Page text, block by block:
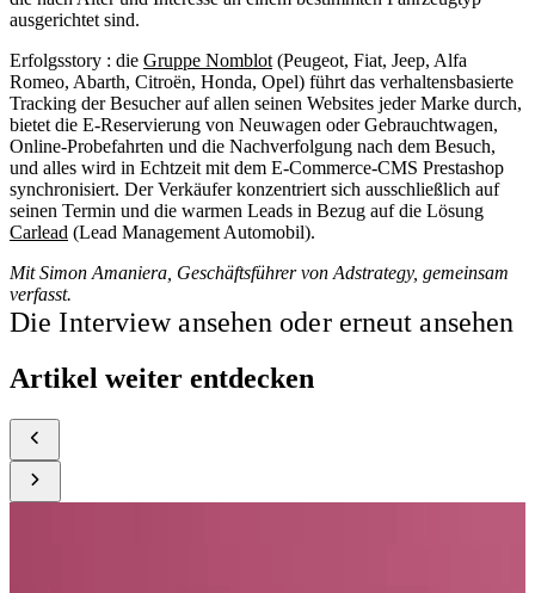
ausgerichtet sind.
Erfolgsstory : die Gruppe Nomblot (Peugeot, Fiat, Jeep, Alfa
Romeo, Abarth, Citroën, Honda, Opel) führt das verhaltensbasierte
Tracking der Besucher auf allen seinen Websites jeder Marke durch,
bietet die E-Reservierung von Neuwagen oder Gebrauchtwagen,
Online-Probefahrten und die Nachverfolgung nach dem Besuch,
und alles wird in Echtzeit mit dem E-Commerce-CMS Prestashop
synchronisiert. Der Verkäufer konzentriert sich ausschließlich auf
seinen Termin und die warmen Leads in Bezug auf die Lösung
Carlead (Lead Management Automobil).
Mit Simon Amaniera, Geschäftsführer von Adstrategy, gemeinsam
verfasst.
Die Interview ansehen oder erneut ansehen
Artikel weiter entdecken